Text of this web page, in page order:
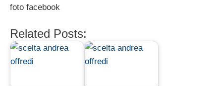
foto facebook
Related Posts: